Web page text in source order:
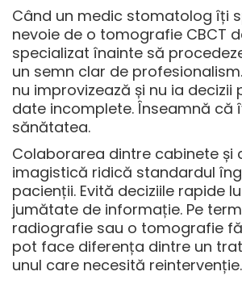
Când un medic stomatolog îți
nevoie de o tomografie CBCT
specializat înainte să
un semn clar de
nu improvizează și nu ia decizii
date incomplete. Înseamnă că
sănătatea.
Colaborarea dintre cabinete și
imagistică ridică standardul
pacienții. Evită deciziile rapide
jumătate de informație. Pe
radiografie sau o tomografie
pot face diferența dintre un
unul care necesită reintervenție.